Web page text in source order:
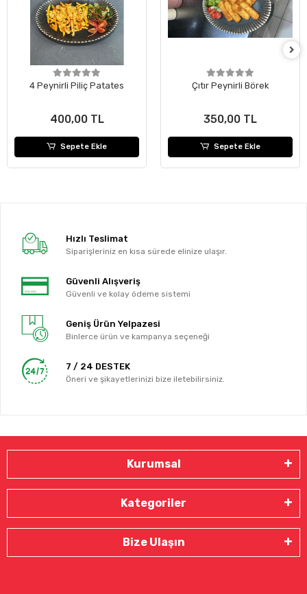
4 Peynirli Piliç Patates
400,00 TL
Sepete Ekle
Çıtır Peynirli Börek
350,00 TL
Sepete Ekle
Hızlı Teslimat
Siparişleriniz en kısa sürede elinize ulaşır.
Güvenli Alışveriş
Güvenli ve kolay ödeme sistemi
Geniş Ürün Yelpazesi
Binlerce ürün ve kampanya seçeneği
7 / 24 DESTEK
Öneri ve şikayetlerinizi bize iletebilirsiniz.
Kurumsal
Kategoriler
Bize Ulaşın